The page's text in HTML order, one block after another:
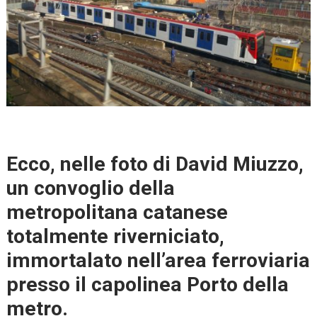
Ecco, nelle foto di David Miuzzo,
un convoglio della
metropolitana catanese
totalmente riverniciato,
immortalato nell’area ferroviaria
presso il capolinea Porto della
metro.